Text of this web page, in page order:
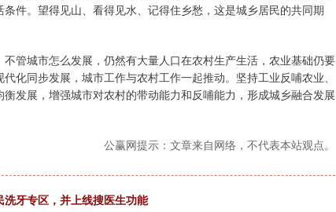
件。望得见山、看得见水、记得住乡愁，这是城乡居民的共同期
城市怎么发展，仍然有大量人口在农村生产生活，农业基础仍要
化同步发展，城市工作与农村工作一起推动。坚持工业反哺农业、
发展，增强城市对农村的带动能力和反哺能力，形成城乡融合发展
公赢网提示：文章来自网络，不代表本站观点。
牙专区，并上线搜医生功能